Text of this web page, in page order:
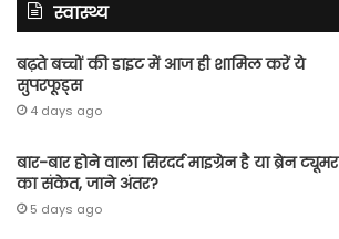
स्वास्थ्य
बढ़ते बच्चों की डाइट में आज ही शामिल करें ये
सुपरफूड्स
4 days ago
बार-बार होने वाला सिरदर्द माइग्रेन है या ब्रेन ट्यूमर
का संकेत, जाने अंतर?
5 days ago